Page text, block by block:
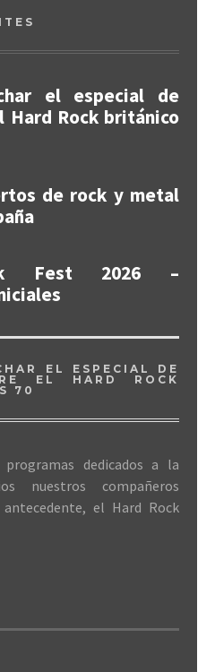
el especial de
Hard Rock británico
de rock y metal
Fest 2026 –
EL ESPECIAL DE
EL HARD ROCK
70
dedicados a la
nuestros compañeros
el Hard Rock